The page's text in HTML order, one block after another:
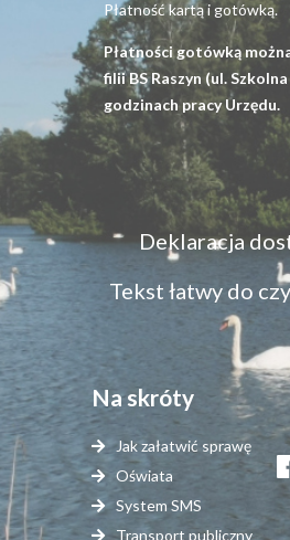
Płatność kartą i gotówką.
Płatności gotówką
filii BS Raszyn (ul.
godzinach pracy Urzędu.
Menu
dostępność
Deklaracja
Tekst łatwy do
Na skróty
Jak załatwić sprawę
Oświata
System SMS
Transport publiczny